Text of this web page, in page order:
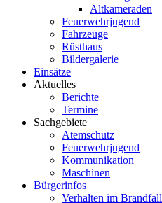
Altkameraden
Feuerwehrjugend
Fahrzeuge
Rüsthaus
Bildergalerie
Einsätze
Aktuelles
Berichte
Termine
Sachgebiete
Atemschutz
Feuerwehrjugend
Kommunikation
Maschinen
Bürgerinfos
Verhalten im Brandfall